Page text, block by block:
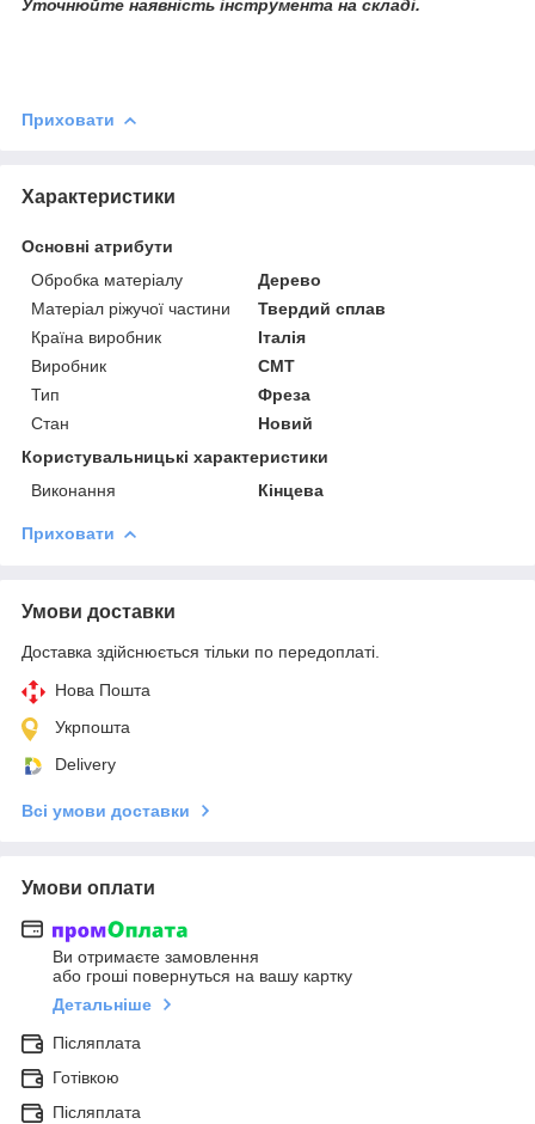
Уточнюйте наявність інструмента на складі.
Приховати
Характеристики
Основні атрибути
Обробка матеріалу
Дерево
Матеріал ріжучої частини
Твердий сплав
Країна виробник
Італія
Виробник
СМТ
Тип
Фреза
Стан
Новий
Користувальницькі характеристики
Виконання
Кінцева
Приховати
Умови доставки
Доставка здійснюється тільки по передоплаті.
Нова Пошта
Укрпошта
Delivery
Всі умови доставки
Умови оплати
Ви отримаєте замовлення
або гроші повернуться на вашу картку
Детальніше
Післяплата
Готівкою
Післяплата